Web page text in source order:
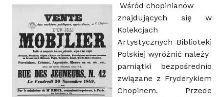
Wśród chopinianów
znajdujących się w
Kolekcjach
Artystycznych Biblioteki
Polskiej wyróżnić należy
pamiątki bezpośrednio
związane z Fryderykiem
Chopinem. Przede